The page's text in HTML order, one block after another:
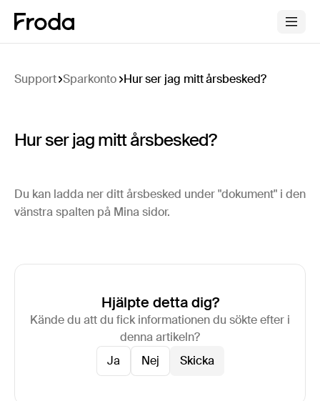
Support Sparkonto Hur ser jag mitt årsbesked?
Hur ser jag mitt årsbesked?
Du kan ladda ner ditt årsbesked under "dokument" i den
vänstra spalten på Mina sidor.
Hjälpte detta dig?
Kände du att du fick informationen du sökte efter i
denna artikeln?
Ja
Nej